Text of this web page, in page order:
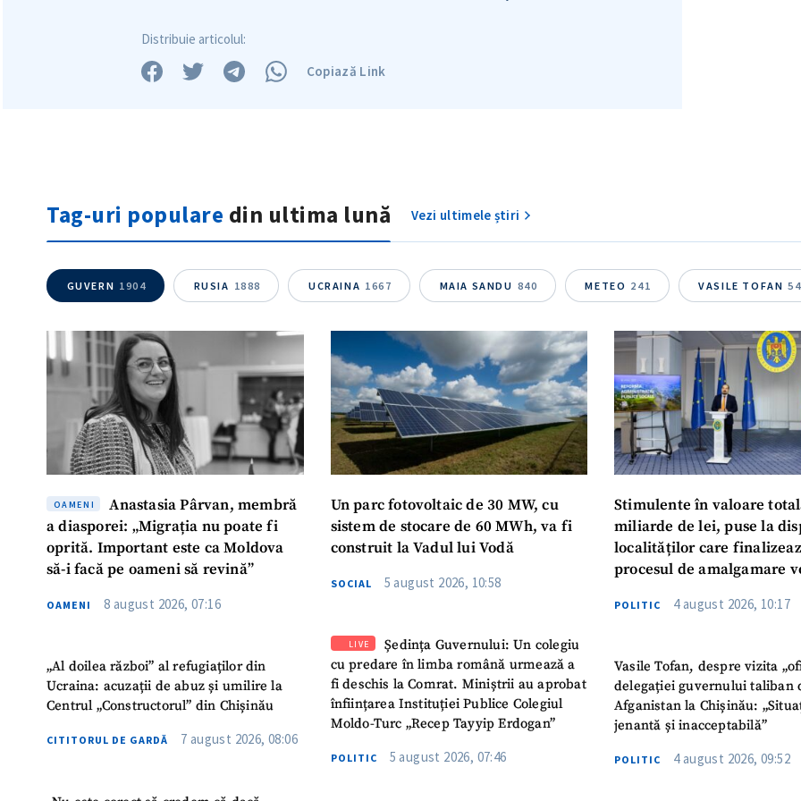
Distribuie articolul:
Copiază Link
Tag-uri populare din ultima lună Vezi ultimele știri
GUVERN 1904 RUSIA 1888 UCRAINA 1667 MAIA SANDU 840 METEO 241 VASILE TOFAN 54
OAMENI
Anastasia Pârvan, membră
a diasporei: „Migrația nu poate fi
oprită. Important este ca Moldova
să-i facă pe oameni să revină”
OAMENI 8 august 2026, 07:16
„Al doilea război” al refugiaților din
Ucraina: acuzații de abuz și umilire la
Centrul „Constructorul” din Chișinău
CITITORUL DE GARDĂ 7 august 2026, 08:06
Un parc fotovoltaic de 30 MW, cu
sistem de stocare de 60 MWh, va fi
construit la Vadul lui Vodă
SOCIAL 5 august 2026, 10:58
LIVE
Ședința Guvernului: Un colegiu
cu predare în limba română urmează a
fi deschis la Comrat. Miniștrii au aprobat
înființarea Instituției Publice Colegiul
Moldo-Turc „Recep Tayyip Erdogan”
POLITIC 5 august 2026, 07:46
Stimulente în valoare
miliarde de lei, puse la
localităților care
procesul de amalgamare
POLITIC 4 august 2026, 10:17
Vasile Tofan, despre vizita
delegației guvernului taliban
Afganistan la Chișinău:
jenantă și inacceptabilă”
POLITIC 4 august 2026, 09:52